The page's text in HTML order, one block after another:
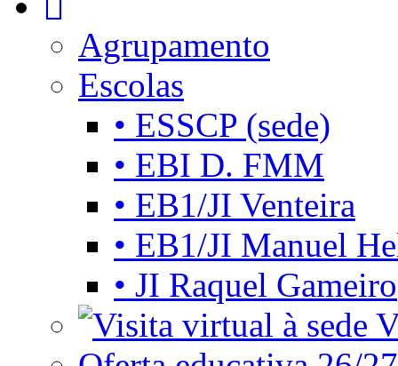
Agrupamento
Escolas
• ESSCP (sede)
• EBI D. FMM
• EB1/JI Venteira
• EB1/JI Manuel
• JI Raquel Gameiro